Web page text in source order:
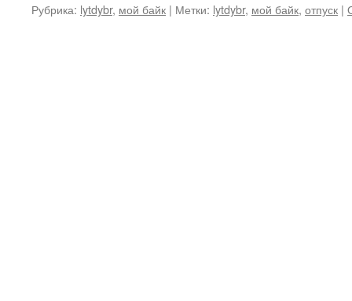
Рубрика: lytdybr, мой байк | Метки: lytdybr, мой байк, отпуск |